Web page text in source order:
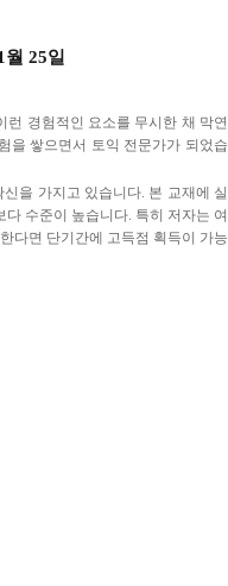
25일
런 경험적인 요소를 무시한 채 막연
을 쌓으면서 토익 전문가가 되었습
을 가지고 있습니다. 본 교재에 실
수준이 높습니다. 특히 저자는 여
다면 단기간에 고득점 획득이 가능